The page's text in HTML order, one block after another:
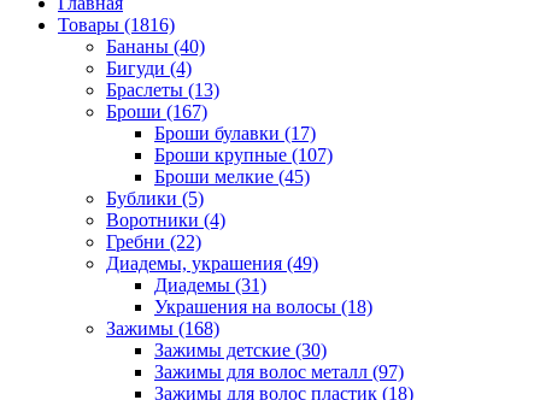
Товары (1816)
Бананы (40)
Бигуди (4)
Браслеты (13)
Броши (167)
Броши булавки (17)
Броши крупные (107)
Броши мелкие (45)
Бублики (5)
Воротники (4)
Гребни (22)
Диадемы, украшения (49)
Диадемы (31)
Украшения на волосы (18)
Зажимы (168)
Зажимы детские (30)
Зажимы для волос металл (97)
Зажимы для волос пластик (18)